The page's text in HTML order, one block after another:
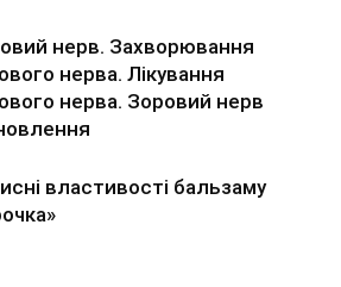
нерв. Захворювання
нерва. Лікування
нерва. Зоровий нерв
властивості бальзаму